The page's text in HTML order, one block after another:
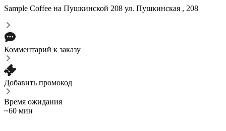
Sample Coffee на Пушкинской 208 ул. Пушкинская , 208
Комментарий к заказу
Добавить промокод
Время ожидания
~60 мин